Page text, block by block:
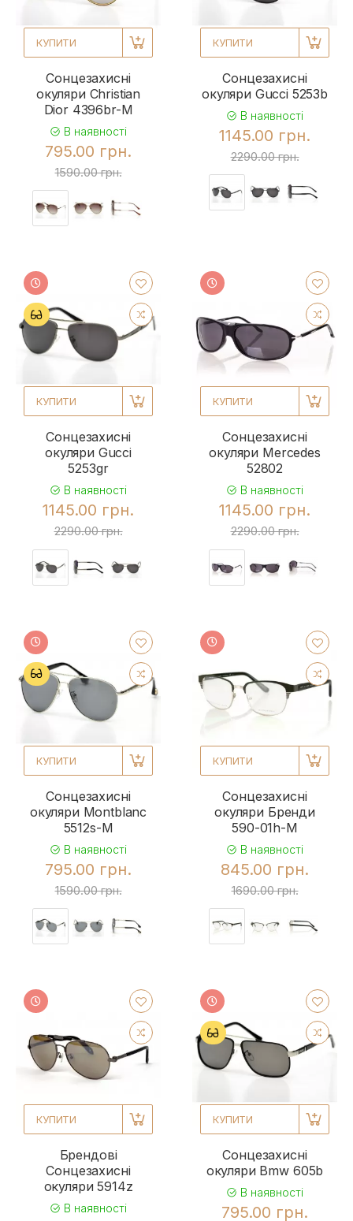
КУПИТИ
Сонцезахисні
окуляри Christian
Dior 4396br-M
В наявності
795.00 грн.
1590.00 грн.
КУПИТИ
Сонцезахисні
окуляри Gucci 5253b
В наявності
1145.00 грн.
2290.00 грн.
КУПИТИ
Сонцезахисні
окуляри Gucci
5253gr
В наявності
1145.00 грн.
2290.00 грн.
КУПИТИ
Сонцезахисні
окуляри Mercedes
52802
В наявності
1145.00 грн.
2290.00 грн.
КУПИТИ
Сонцезахисні
окуляри Montblanc
5512s-M
В наявності
795.00 грн.
1590.00 грн.
КУПИТИ
Сонцезахисні
окуляри Бренди
590-01h-M
В наявності
845.00 грн.
1690.00 грн.
КУПИТИ
Брендові
Сонцезахисні
окуляри 5914z
В наявності
КУПИТИ
Сонцезахисні
окуляри Bmw 605b
В наявності
795.00 грн.